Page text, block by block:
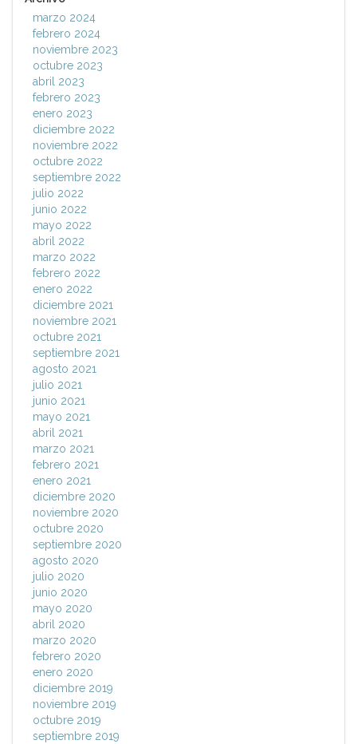
marzo 2024
febrero 2024
noviembre 2023
octubre 2023
abril 2023
febrero 2023
enero 2023
diciembre 2022
noviembre 2022
octubre 2022
septiembre 2022
julio 2022
junio 2022
mayo 2022
abril 2022
marzo 2022
febrero 2022
enero 2022
diciembre 2021
noviembre 2021
octubre 2021
septiembre 2021
agosto 2021
julio 2021
junio 2021
mayo 2021
abril 2021
marzo 2021
febrero 2021
enero 2021
diciembre 2020
noviembre 2020
octubre 2020
septiembre 2020
agosto 2020
julio 2020
junio 2020
mayo 2020
abril 2020
marzo 2020
febrero 2020
enero 2020
diciembre 2019
noviembre 2019
octubre 2019
septiembre 2019